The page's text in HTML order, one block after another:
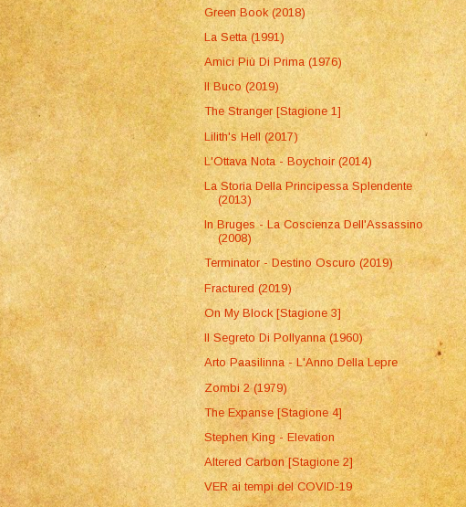
Green Book (2018)
La Setta (1991)
Amici Più Di Prima (1976)
Il Buco (2019)
The Stranger [Stagione 1]
Lilith's Hell (2017)
L'Ottava Nota - Boychoir (2014)
La Storia Della Principessa Splendente
(2013)
In Bruges - La Coscienza Dell'Assassino
(2008)
Terminator - Destino Oscuro (2019)
Fractured (2019)
On My Block [Stagione 3]
Il Segreto Di Pollyanna (1960)
Arto Paasilinna - L'Anno Della Lepre
Zombi 2 (1979)
The Expanse [Stagione 4]
Stephen King - Elevation
Altered Carbon [Stagione 2]
VER ai tempi del COVID-19